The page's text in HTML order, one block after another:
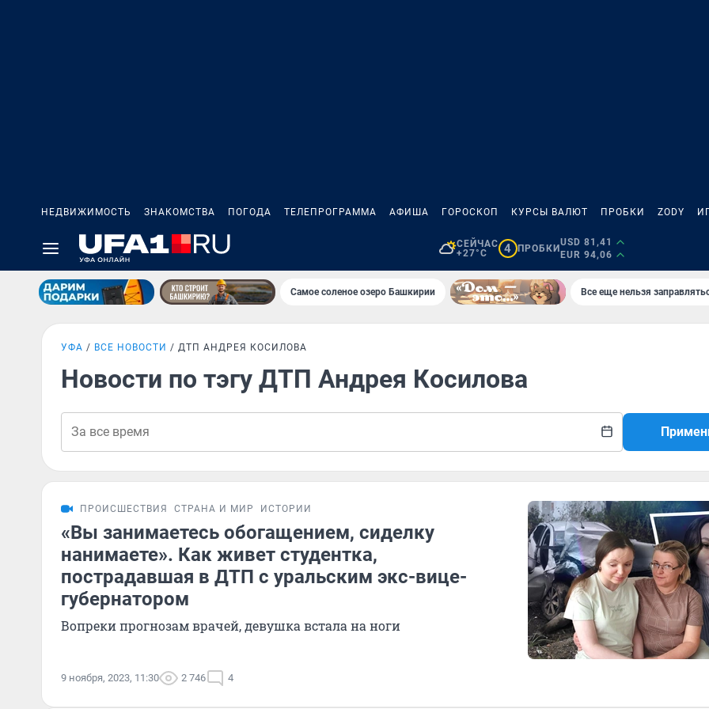
НЕДВИЖИМОСТЬ ЗНАКОМСТВА ПОГОДА ТЕЛЕПРОГРАММА АФИША ГОРОСКОП КУРСЫ ВАЛЮТ ПРОБКИ ZODY
СЕЙЧАС
+27°C
4 ПРОБКИ
USD 81,41
EUR 94,06
Самое соленое озеро Башкирии Все еще нельзя
УФА ВСЕ НОВОСТИ ДТП АНДРЕЯ КОСИЛОВА
Новости по тэгу ДТП Андрея Косилова
ПРОИСШЕСТВИЯ СТРАНА И МИР ИСТОРИИ
«Вы занимаетесь обогащением, сиделку
нанимаете». Как живет студентка,
пострадавшая в ДТП с уральским экс-вице-
губернатором
Вопреки прогнозам врачей, девушка встала на ноги
9 ноября, 2023, 11:30 2 746 4